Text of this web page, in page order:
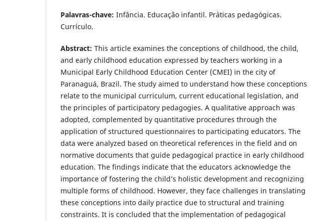
Palavras-chave: Infância. Educação infantil. Práticas pedagógicas.
Currículo.
Abstract: This article examines the conceptions of childhood, the child,
and early childhood education expressed by teachers working in a
Municipal Early Childhood Education Center (CMEI) in the city of
Paranaguá, Brazil. The study aimed to understand how these conceptions
relate to the municipal curriculum, current educational legislation, and
the principles of participatory pedagogies. A qualitative approach was
adopted, complemented by quantitative procedures through the
application of structured questionnaires to participating educators. The
data were analyzed based on theoretical references in the field and on
normative documents that guide pedagogical practice in early childhood
education. The findings indicate that the educators acknowledge the
importance of fostering the child’s holistic development and recognizing
multiple forms of childhood. However, they face challenges in translating
these conceptions into daily practice due to structural and training
constraints. It is concluded that the implementation of pedagogical